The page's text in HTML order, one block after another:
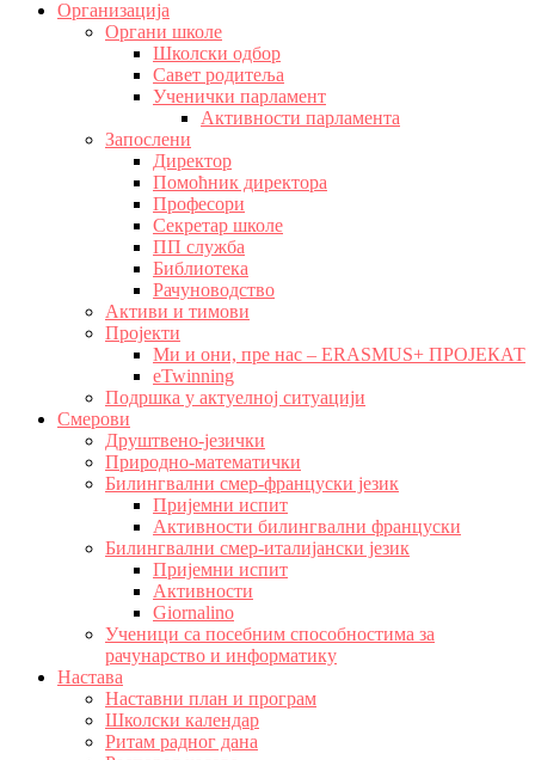
Организација
Органи школе
Школски одбор
Савет родитеља
Ученички парламент
Активности парламента
Запослени
Директор
Помоћник директора
Професори
Секретар школе
ПП служба
Библиотека
Рачуноводство
Активи и тимови
Пројекти
Ми и они, пре нас – ERASMUS+ ПРОЈЕКАТ
eTwinning
Подршка у актуелној ситуацији
Смерови
Друштвено-језички
Природно-математички
Билингвални смер-француски језик
Пријемни испит
Активности билингвални француски
Билингвални смер-италијански језик
Пријемни испит
Активности
Giornalino
Ученици са посебним способностима за
рачунарство и информатику
Настава
Наставни план и програм
Школски календар
Ритам радног дана